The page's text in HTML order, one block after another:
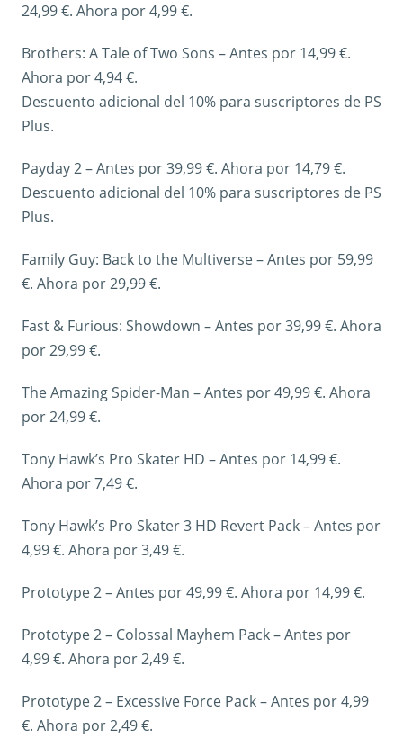
24,99 €. Ahora por 4,99 €.
Brothers: A Tale of Two Sons – Antes por 14,99 €.
Ahora por 4,94 €.
Descuento adicional del 10% para suscriptores de PS
Plus.
Payday 2 – Antes por 39,99 €. Ahora por 14,79 €.
Descuento adicional del 10% para suscriptores de PS
Plus.
Family Guy: Back to the Multiverse – Antes por 59,99
€. Ahora por 29,99 €.
Fast & Furious: Showdown – Antes por 39,99 €. Ahora
por 29,99 €.
The Amazing Spider-Man – Antes por 49,99 €. Ahora
por 24,99 €.
Tony Hawk’s Pro Skater HD – Antes por 14,99 €.
Ahora por 7,49 €.
Tony Hawk’s Pro Skater 3 HD Revert Pack – Antes por
4,99 €. Ahora por 3,49 €.
Prototype 2 – Antes por 49,99 €. Ahora por 14,99 €.
Prototype 2 – Colossal Mayhem Pack – Antes por
4,99 €. Ahora por 2,49 €.
Prototype 2 – Excessive Force Pack – Antes por 4,99
€. Ahora por 2,49 €.